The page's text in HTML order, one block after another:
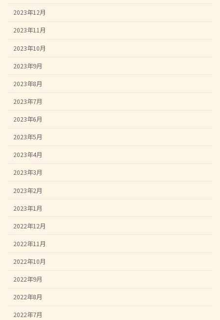
2023年12月
2023年11月
2023年10月
2023年9月
2023年8月
2023年7月
2023年6月
2023年5月
2023年4月
2023年3月
2023年2月
2023年1月
2022年12月
2022年11月
2022年10月
2022年9月
2022年8月
2022年7月